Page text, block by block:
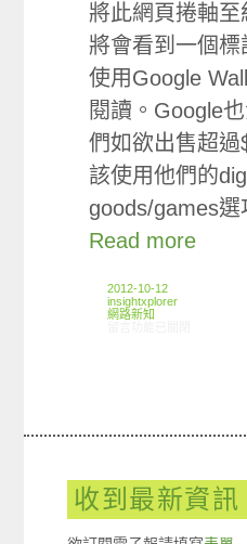
將此網頁捲軸
將會看到一個標
使用Google
閱讀。Google
們如欲出售超
該使用他們的
goods/games選
Read more
2012-10-12
insightxplorer
網路新知
收到最新資訊